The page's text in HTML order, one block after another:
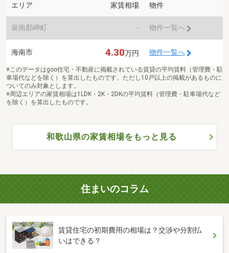
エリア 家賃相場 物件
泉南郡岬町 - 物件一覧へ
海南市 4.30万円 物件一覧へ
※このデータはgoo住宅・不動産に掲載されている賃貸の平均賃料（管理費・駐
車場代などを除く）を算出したものです。ただし10戸以上の掲載があるものに
ついてのみ対象とします。
※周辺エリアの家賃相場は1LDK・2K・2DKの平均賃料（管理費・駐車場代など
を除く）を算出したものです。
和歌山県の家賃相場をもっと見る
住まいのコラム
賃貸住宅の初期費用の相場は？交渉や分割払
いはできる？